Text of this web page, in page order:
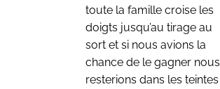
toute la famille croise les
doigts jusqu’au tirage au
sort et si nous avions la
chance de le gagner nous
resterions dans les teintes